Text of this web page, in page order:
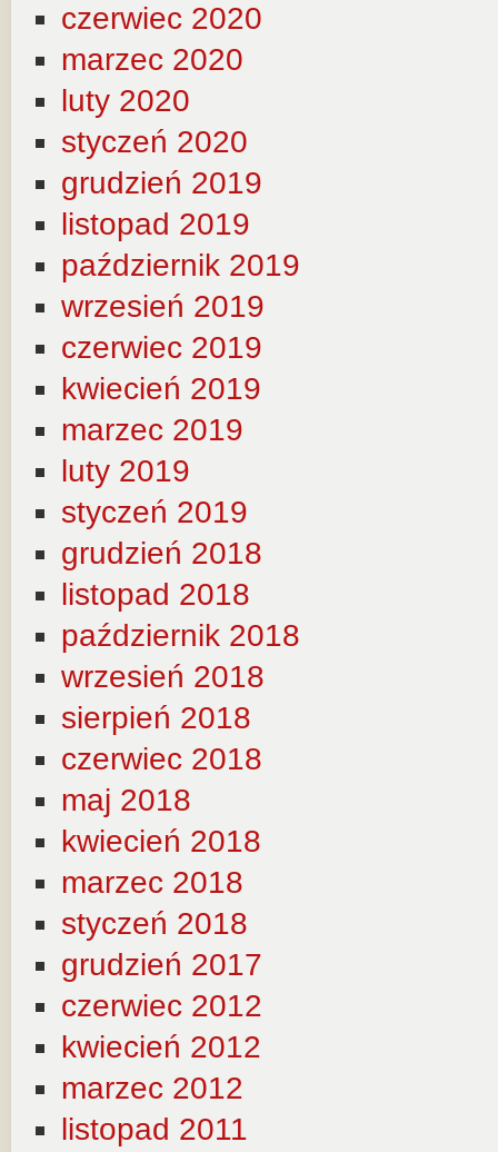
czerwiec 2020
marzec 2020
luty 2020
styczeń 2020
grudzień 2019
listopad 2019
październik 2019
wrzesień 2019
czerwiec 2019
kwiecień 2019
marzec 2019
luty 2019
styczeń 2019
grudzień 2018
listopad 2018
październik 2018
wrzesień 2018
sierpień 2018
czerwiec 2018
maj 2018
kwiecień 2018
marzec 2018
styczeń 2018
grudzień 2017
czerwiec 2012
kwiecień 2012
marzec 2012
listopad 2011